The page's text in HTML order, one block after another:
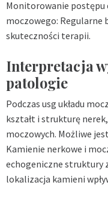
Monitorowanie postępu
moczowego: Regularne
skuteczności terapii.
Interpretacja
patologie
Podczas usg układu
kształt i strukturę
moczowych. Możliwe
Kamienie nerkowe i
echogeniczne struktury
lokalizacja kamieni